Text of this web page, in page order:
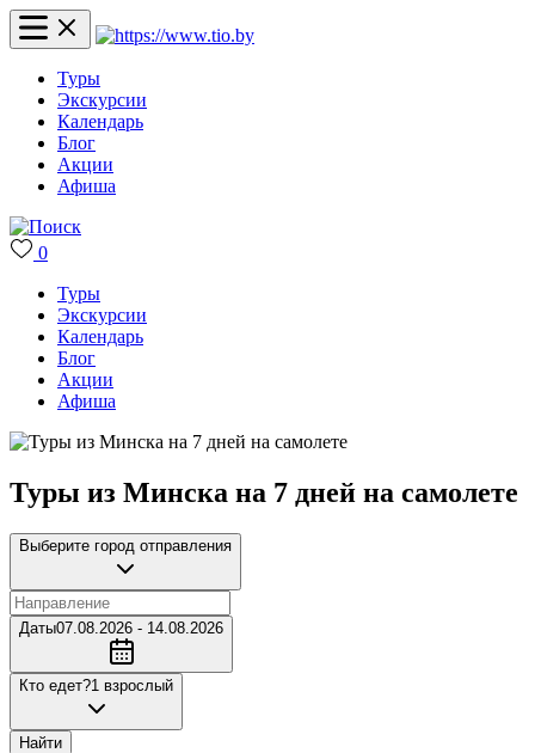
Туры
Экскурсии
Календарь
Блог
Акции
Афиша
0
Туры
Экскурсии
Календарь
Блог
Акции
Афиша
Туры из Минска на 7 дней на самолете
Выберите город отправления
Даты07.08.2026 - 14.08.2026
Кто едет?1 взрослый
Найти